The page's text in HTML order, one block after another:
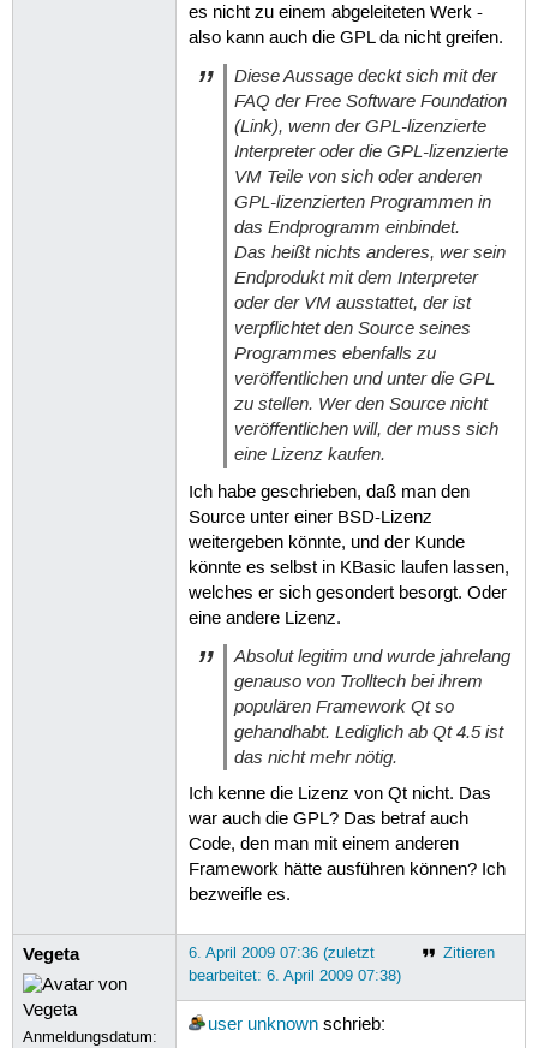
es nicht zu einem abgeleiteten Werk -
also kann auch die GPL da nicht greifen.
Diese Aussage deckt sich mit der
FAQ der Free Software Foundation
(Link), wenn der GPL-lizenzierte
Interpreter oder die GPL-lizenzierte
VM Teile von sich oder anderen
GPL-lizenzierten Programmen in
das Endprogramm einbindet.
Das heißt nichts anderes, wer sein
Endprodukt mit dem Interpreter
oder der VM ausstattet, der ist
verpflichtet den Source seines
Programmes ebenfalls zu
veröffentlichen und unter die GPL
zu stellen. Wer den Source nicht
veröffentlichen will, der muss sich
eine Lizenz kaufen.
Ich habe geschrieben, daß man den
Source unter einer BSD-Lizenz
weitergeben könnte, und der Kunde
könnte es selbst in KBasic laufen lassen,
welches er sich gesondert besorgt. Oder
eine andere Lizenz.
Absolut legitim und wurde jahrelang
genauso von Trolltech bei ihrem
populären Framework Qt so
gehandhabt. Lediglich ab Qt 4.5 ist
das nicht mehr nötig.
Ich kenne die Lizenz von Qt nicht. Das
war auch die GPL? Das betraf auch
Code, den man mit einem anderen
Framework hätte ausführen können? Ich
bezweifle es.
Vegeta
Anmeldungsdatum:
Zitieren
6. April 2009 07:36 (zuletzt
bearbeitet: 6. April 2009 07:38)
user unknownschrieb: